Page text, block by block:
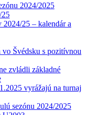
2024/2025
25
2024/25 – kalendár a
Švédsku s pozitívnou
zvládli základné
vyrážajú na turnaj
sezónu 2024/2025